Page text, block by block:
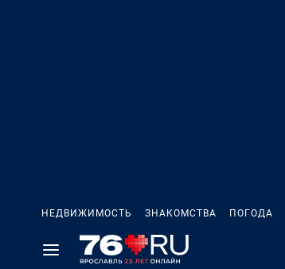
НЕДВИЖИМОСТЬ ЗНАКОМСТВА ПОГОДА